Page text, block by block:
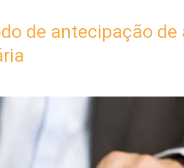
de antecipação de